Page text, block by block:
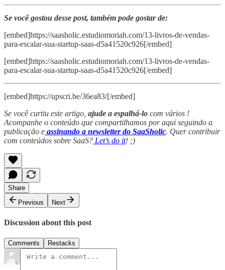
Se você gostou desse post, também pode gostar de:
[embed]https://saasholic.estudiomoriah.com/13-livros-de-vendas-
para-escalar-sua-startup-saas-d5a41520c926[/embed]
[embed]https://saasholic.estudiomoriah.com/13-livros-de-vendas-
para-escalar-sua-startup-saas-d5a41520c926[/embed]
[embed]https://upscri.be/36ea83/[/embed]
Se você curtiu este artigo, ajude a espalhá-lo com vários !
Acompanhe o conteúdo que compartilhamos por aqui seguindo a
publicação e assinando a newsletter do SaaSholic. Quer contribuir
com conteúdos sobre SaaS? Let’s do it! ;)
Share
Previous
Next
Discussion about this post
Comments Restacks